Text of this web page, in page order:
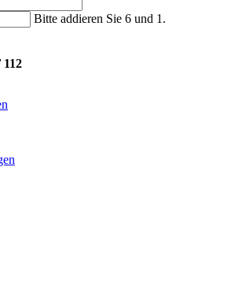
Bitte addieren Sie 6 und 1.